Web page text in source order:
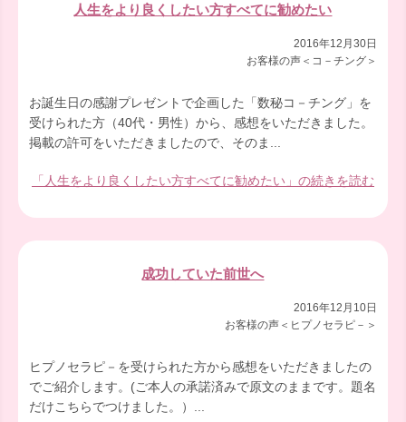
人生をより良くしたい方すべてに勧めたい
2016年12月30日
お客様の声＜コ－チング＞
お誕生日の感謝プレゼントで企画した「数秘コ－チング」を
受けられた方（40代・男性）から、感想をいただきました。
掲載の許可をいただきましたので、そのま...
「人生をより良くしたい方すべてに勧めたい」の続きを読む
成功していた前世へ
2016年12月10日
お客様の声＜ヒプノセラピ－＞
ヒプノセラピ－を受けられた方から感想をいただきましたの
でご紹介します。(ご本人の承諾済みで原文のままです。題名
だけこちらでつけました。）...